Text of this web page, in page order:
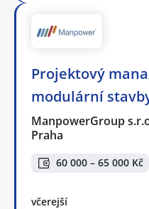
Projektový
modulární
ManpowerGroup
Praha
60 000 – 65 000 Kč
včerejší